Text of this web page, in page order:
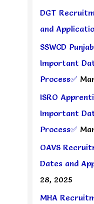
DGT
and
SSWCD
Important
Process✅
ISRO
Important
Process✅
OAVS
Dates and
28, 2025
MHA